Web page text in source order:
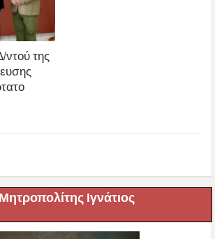
της
Μητροπολίτης Ιγνάτιος